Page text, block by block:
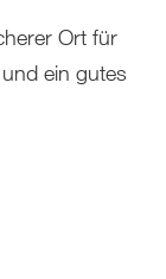
Ort für
ein gutes